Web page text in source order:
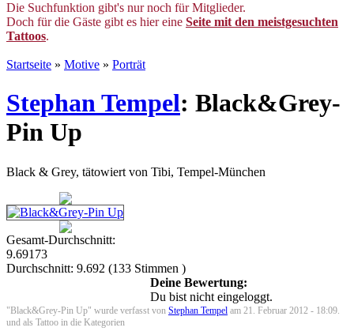
Die Suchfunktion gibt's nur noch für Mitglieder.
Doch für die Gäste gibt es hier eine Seite mit den meistgesuchten
Tattoos.
Startseite » Motive » Porträt
Stephan Tempel: Black&Grey-
Pin Up
Black & Grey, tätowiert von Tibi, Tempel-München
Gesamt-Durchschnitt:
9.69173
Durchschnitt: 9.692 (133 Stimmen )
Deine Bewertung:
Du bist nicht eingeloggt.
"Black&Grey-Pin Up" wurde verfasst von Stephan Tempel am 21. Februar 2012 - 18:09.
und als Tattoo in die Kategorien